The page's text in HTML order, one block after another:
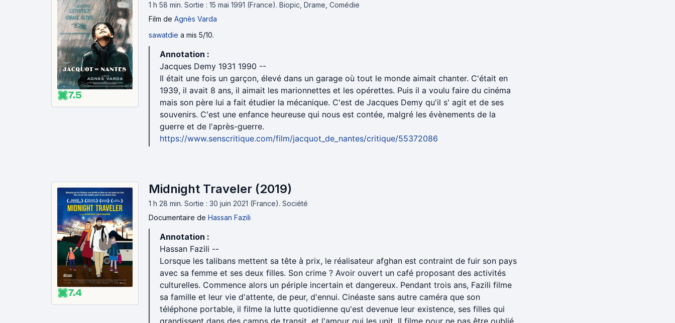
7.5
1 h 58 min. Sortie : 15 mai 1991 (France). Biopic, Drame, Comédie
Film de Agnès Varda
sawatdie a mis 5/10.
Annotation :
Jacques Demy 1931 1990 --
Il était une fois un garçon, élevé dans un garage où tout le monde aimait chanter. C'était en
1939, il avait 8 ans, il aimait les marionnettes et les opérettes. Puis il a voulu faire du cinéma
mais son père lui a fait étudier la mécanique. C'est de Jacques Demy qu'il s' agit et de ses
souvenirs. C'est une enfance heureuse qui nous est contée, malgré les évènements de la
guerre et de l'après-guerre.
https://www.senscritique.com/film/jacquot_de_nantes/critique/55372086
7.4
Midnight Traveler (2019)
1 h 28 min. Sortie : 30 juin 2021 (France). Société
Documentaire de Hassan Fazili
Annotation :
Hassan Fazili --
Lorsque les talibans mettent sa tête à prix, le réalisateur afghan est contraint de fuir son pays
avec sa femme et ses deux filles. Son crime ? Avoir ouvert un café proposant des activités
culturelles. Commence alors un périple incertain et dangereux. Pendant trois ans, Fazili filme
sa famille et leur vie d'attente, de peur, d'ennui. Cinéaste sans autre caméra que son
téléphone portable, il filme la lutte quotidienne qu'est devenue leur existence, ses filles qui
grandissent dans des camps de transit, et l'amour qui les unit. Il filme pour ne pas être oublié.